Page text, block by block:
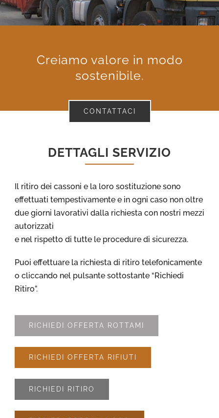
Creiamo valore in modo
sostenibile.
CONTATTACI
DETTAGLI SERVIZIO
Il ritiro dei cassoni e la loro sostituzione sono
effettuati tempestivamente e in ogni caso non oltre
due giorni lavorativi dalla richiesta con nostri mezzi
autorizzati
e nel rispetto di tutte le procedure di sicurezza.
Puoi effettuare la richiesta di ritiro telefonicamente
o cliccando nel pulsante sottostante “Richiedi
Ritiro”.
RICHIEDI OFFERTA ROTTAMI
RICHIEDI OFFERTA RIFIUTI
RICHIEDI RITIRO